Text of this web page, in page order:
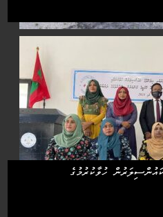
ހުވާކުރުމުގެ